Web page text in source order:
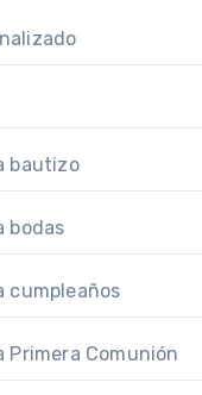
bautizo
bodas
cumpleaños
Primera Comunión